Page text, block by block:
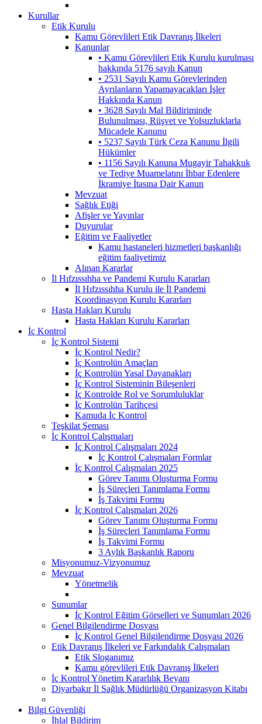
Kurullar
Etik Kurulu
Kamu Görevlileri Etik Davranış İlkeleri
Kanunlar
• Kamu Görevlileri Etik Kurulu kurulması
hakkında 5176 sayılı Kanun
• 2531 Sayılı Kamu Görevlerinden
Ayrılanların Yapamayacakları İşler
Hakkında Kanun
• 3628 Sayılı Mal Bildiriminde
Bulunulması, Rüşvet ve Yolsuzluklarla
Mücadele Kanunu
• 5237 Sayılı Türk Ceza Kanunu İlgili
Hükümler
• 1156 Sayılı Kanuna Mugayir Tahakkuk
ve Tediye Muamelatını İhbar Edenlere
İkramiye İtasına Dair Kanun
Mevzuat
Sağlık Etiği
Afişler ve Yayınlar
Duyurular
Eğitim ve Faaliyetler
Kamu hastaneleri hizmetleri başkanlığı
eğitim faaliyetimiz
Alınan Kararlar
İl Hıfzıssıhha ve Pandemi Kurulu Kararları
İl Hıfzıssıhha Kurulu ile İl Pandemi
Koordinasyon Kurulu Kararları
Hasta Hakları Kurulu
Hasta Hakları Kurulu Kararları
İç Kontrol
İç Kontrol Sistemi
İç Kontrol Nedir?
İç Kontrolün Amaçları
İç Kontrolün Yasal Dayanakları
İç Kontrol Sisteminin Bileşenleri
İç Kontrolde Rol ve Sorumluluklar
İç Kontrolün Tarihçesi
Kamuda İç Kontrol
Teşkilat Şeması
İç Kontrol Çalışmaları
İç Kontrol Çalışmaları 2024
İç Kontrol Çalışmaları Formlar
İç Kontrol Çalışmaları 2025
Görev Tanımı Oluşturma Formu
İş Süreçleri Tanımlama Formu
İş Takvimi Formu
İç Kontrol Çalışmaları 2026
Görev Tanımı Oluşturma Formu
İş Süreçleri Tanımlama Formu
İş Takvimi Formu
3 Aylık Başkanlık Raporu
Misyonumuz-Vizyonumuz
Mevzuat
Yönetmelik
Sunumlar
İç Kontrol Eğitim Görselleri ve Sunumları 2026
Genel Bilgilendirme Dosyası
İç Kontrol Genel Bilgilendirme Dosyası 2026
Etik Davranış İlkeleri ve Farkındalık Çalışmaları
Etik Sloganımız
Kamu görevlileri Etik Davranış İlkeleri
İç Kontrol Yönetim Kararlılık Beyanı
Diyarbakır İl Sağlık Müdürlüğü Organizasyon Kitabı
Bilgi Güvenliği
İhlal Bildirim